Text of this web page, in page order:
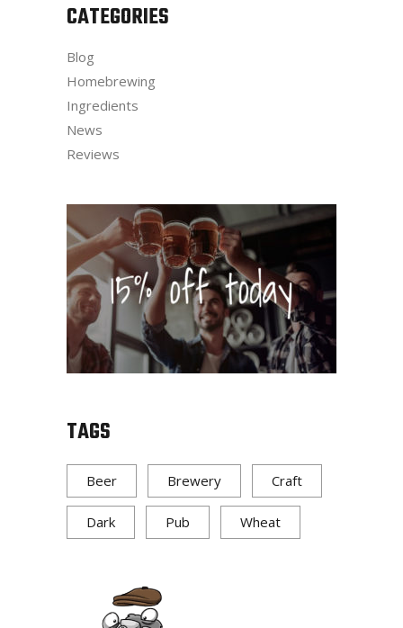
CATEGORIES
Blog
Homebrewing
Ingredients
News
Reviews
TAGS
Beer Brewery Craft
Dark Pub Wheat